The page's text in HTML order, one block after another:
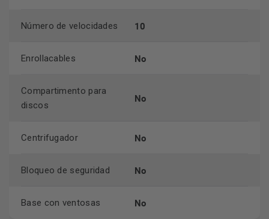
Número de velocidades 10
Enrollacables No
Compartimento para
discos
No
Centrifugador No
Bloqueo de seguridad No
Base con ventosas No